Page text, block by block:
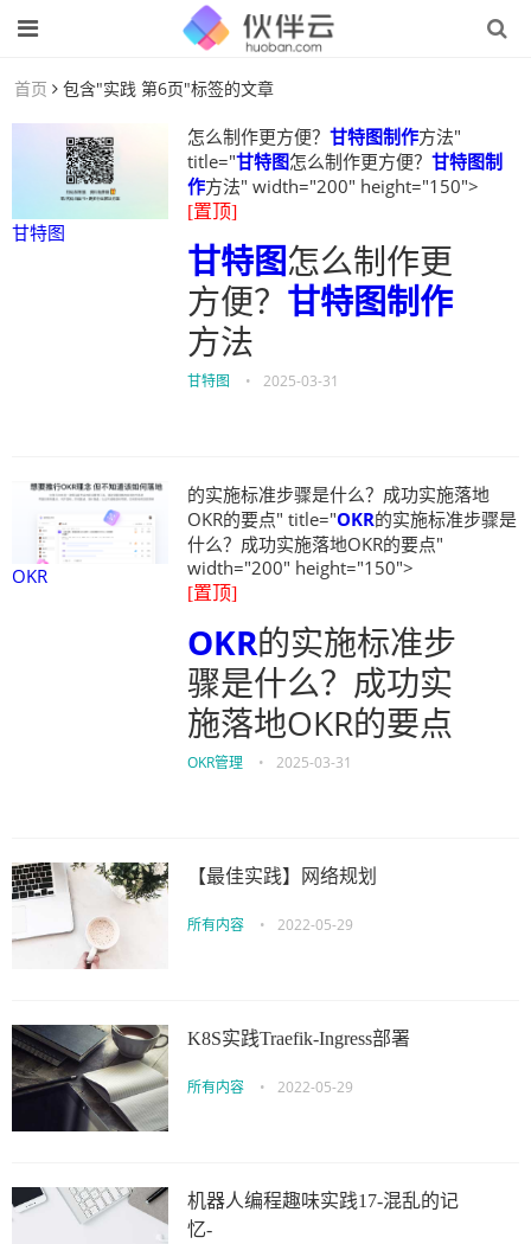
首页 包含"实践 第6页"标签的文章
甘特图
怎么制作更方便？ 甘特图制作方法"
title="甘特图怎么制作更方便？ 甘特图制
作方法" width="200" height="150">
[置顶]
甘特图怎么制作更
方便？ 甘特图制作
方法
甘特图 • 2025-03-31
OKR
的实施标准步骤是什么？成功实施落地
OKR的要点" title="OKR的实施标准步骤是
什么？成功实施落地OKR的要点"
width="200" height="150">
[置顶]
OKR的实施标准步
骤是什么？成功实
施落地OKR的要点
OKR管理 • 2025-03-31
【最佳实践】网络规划
所有内容 • 2022-05-29
K8S实践Traefik-Ingress部署
所有内容 • 2022-05-29
机器人编程趣味实践17-混乱的记
忆-